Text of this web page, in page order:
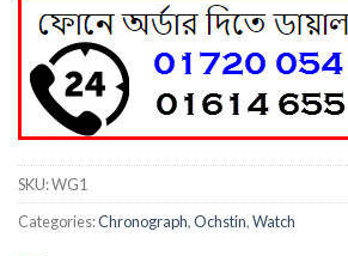
SKU:WG1
Categories:Chronograph,Ochstin,Watch